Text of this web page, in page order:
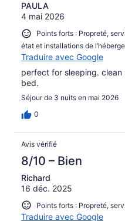
PAULA
4 mai 2026
Points forts : Propreté,
état et installations de
Traduire avec Google
perfect for sleeping.
bed.
Séjour de 3 nuits en mai 2026
0
Avis vérifié
8/10 – Bien
Richard
16 déc. 2025
Points forts : Propreté,
Traduire avec Google